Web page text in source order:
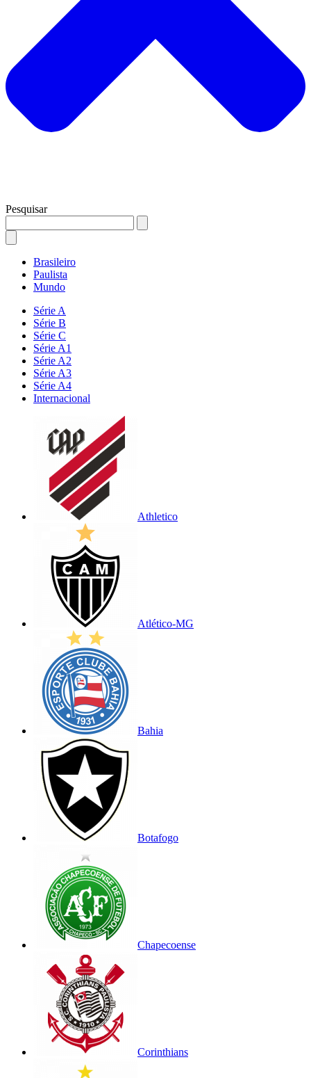
Pesquisar
Brasileiro
Paulista
Mundo
Série A
Série B
Série C
Série A1
Série A2
Série A3
Série A4
Internacional
Athletico
Atlético-MG
Bahia
Botafogo
Chapecoense
Corinthians